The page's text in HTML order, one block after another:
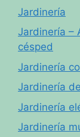
Jardinería
Jardinería –
césped
Jardinería
Jardinería
Jardinería
Jardinería